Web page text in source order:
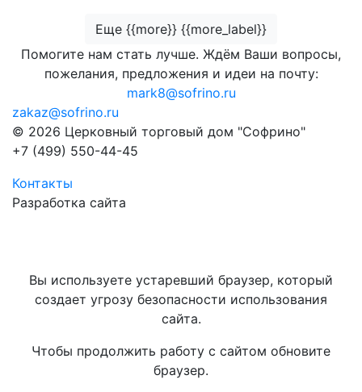
Еще {{more}} {{more_label}}
Помогите нам стать лучше. Ждём Ваши вопросы,
пожелания, предложения и идеи на почту:
mark8@sofrino.ru
zakaz@sofrino.ru
© 2026 Церковный торговый дом "Софрино"
+7 (499) 550-44-45
Контакты
Разработка сайта
Вы используете устаревший браузер, который
создает угрозу безопасности использования
сайта.
Чтобы продолжить работу с сайтом обновите
браузер.